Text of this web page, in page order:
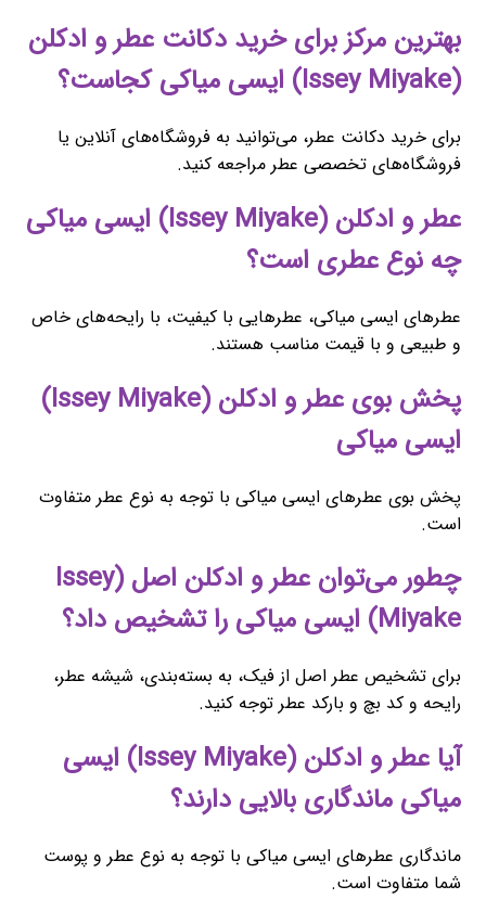
بهترین مرکز برای خرید دکانت عطر و ادکلن
(Issey Miyake) ایسی میاکی کجاست؟
برای خرید دکانت عطر، می‌توانید به فروشگاه‌های آنلاین یا
فروشگاه‌های تخصصی عطر مراجعه کنید.
عطر و ادکلن (Issey Miyake) ایسی میاکی
چه نوع عطری است؟
عطرهای ایسی میاکی، عطرهایی با کیفیت، با رایحه‌های خاص
و طبیعی و با قیمت مناسب هستند.
پخش بوی عطر و ادکلن (Issey Miyake)
ایسی میاکی
پخش بوی عطرهای ایسی میاکی با توجه به نوع عطر متفاوت
است.
چطور می‌توان عطر و ادکلن اصل (Issey
Miyake) ایسی میاکی را تشخیص داد؟
برای تشخیص عطر اصل از فیک، به بسته‌بندی، شیشه عطر،
رایحه و کد بچ و بارکد عطر توجه کنید.
آیا عطر و ادکلن (Issey Miyake) ایسی
میاکی ماندگاری بالایی دارند؟
ماندگاری عطرهای ایسی میاکی با توجه به نوع عطر و پوست
شما متفاوت است.